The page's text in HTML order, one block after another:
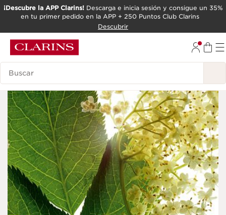
IR AL CONTENIDO
¡Descubre la APP Clarins!Descarga e inicia sesión y consigue un 35%
en tu primer pedido en la APP + 250 Puntos Club Clarins
Descubrir
Leyenda